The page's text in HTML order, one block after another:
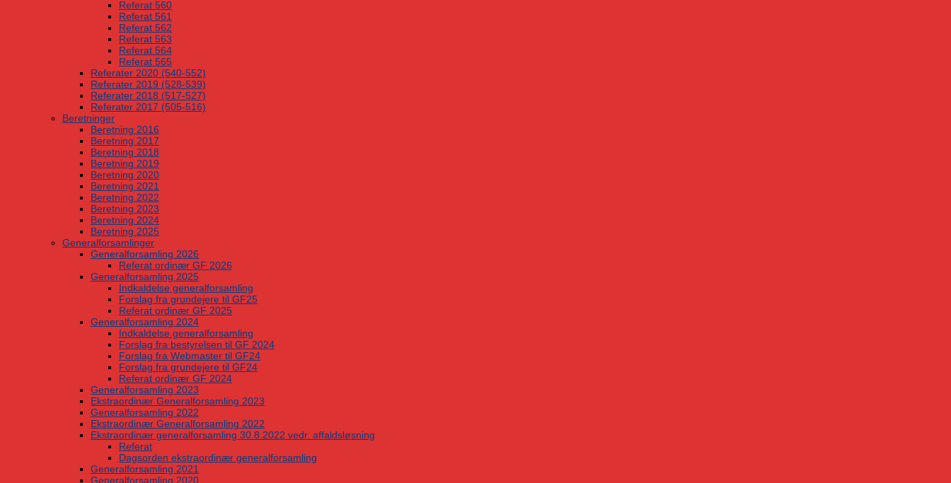
Referat 560
Referat 561
Referat 562
Referat 563
Referat 564
Referat 565
Referater 2020 (540-552)
Referater 2019 (528-539)
Referater 2018 (517-527)
Referater 2017 (505-516)
Beretninger
Beretning 2016
Beretning 2017
Beretning 2018
Beretning 2019
Beretning 2020
Beretning 2021
Beretning 2022
Beretning 2023
Beretning 2024
Beretning 2025
Generalforsamlinger
Generalforsamling 2026
Referat ordinær GF 2026
Generalforsamling 2025
Indkaldelse generalforsamling
Forslag fra grundejere til GF25
Referat ordinær GF 2025
Generalforsamling 2024
Indkaldelse generalforsamling
Forslag fra bestyrelsen til GF 2024
Forslag fra Webmaster til GF24
Forslag fra grundejere til GF24
Referat ordinær GF 2024
Generalforsamling 2023
Ekstraordinær Generalforsamling 2023
Generalforsamling 2022
Ekstraordinær Generalforsamling 2022
Ekstraordinær generalforsamling 30.8.2022 vedr. affaldsløsning
Referat
Dagsorden ekstraordinær generalforsamling
Generalforsamling 2021
Generalforsamling 2020